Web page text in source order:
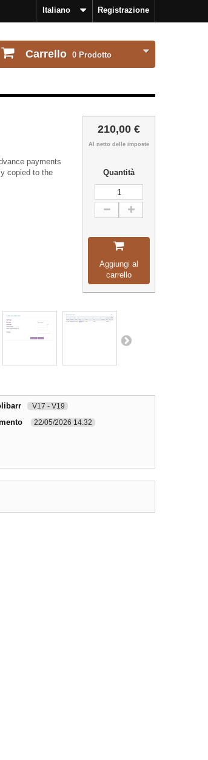
Registrazione
Italiano
Carrello 0 Prodotto
payments
copied to the
210,00 €
Al netto delle imposte
Quantità
Aggiungi al
carrello
V17 - V19
22/05/2026 14.32